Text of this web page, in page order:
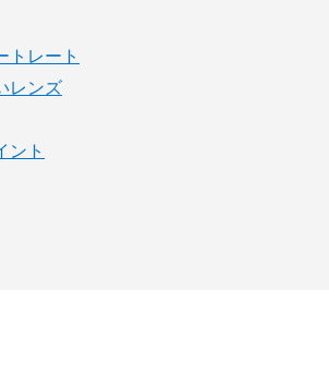
トレート
レンズ
ント